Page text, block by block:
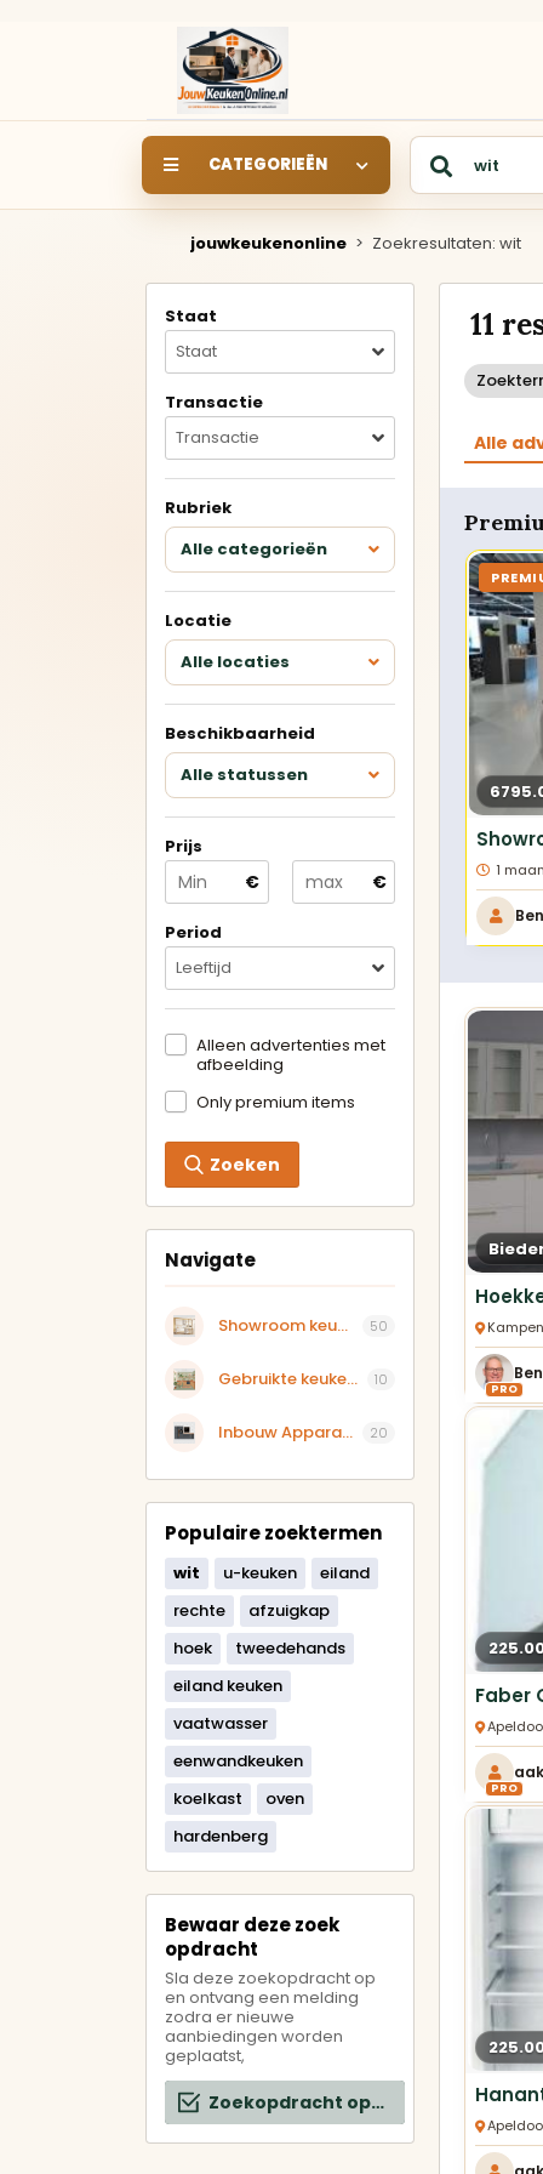
CATEGORIEËN
SHOWROOM
S
de showroom van een
Rechte keukens
Hoekkeukens
Keukens met eiland
U-keukens
Minikeukens
Alle showroomkeukens
bekijken
Betrouwbare
verkopers
Geverifieerde aanbieders en
jouwkeukenonline > Zoekresultaten: wit
Staat
Staat
Transactie
Transactie
Rubriek
Alle categorieën
Locatie
Alle locaties
Beschikbaarheid
Alle statussen
Prijs
€ €
Period
Leeftijd
Alleen advertenties met
afbeelding
Only premium items
Zoeken
Navigate
Showroom keukens aangeboden 50
Gebruikte keukens 10
Inbouw Apparatuur 20
Populaire zoektermen
wit u-keuken
eiland
rechte
afzuigkap
hoek
tweedehands
eiland keuken
vaatwasser
eenwandkeuken
koelkast
oven
hardenberg
Bewaar deze zoek
opdracht
Sla deze zoekopdracht op
en ontvang een melding
zodra er nieuwe
aanbiedingen worden
geplaatst,
Zoekopdracht opslaan
11
Alle
1
PRO
PRO